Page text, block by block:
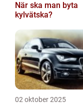
När ska man byta
kylvätska?
02 oktober 2025